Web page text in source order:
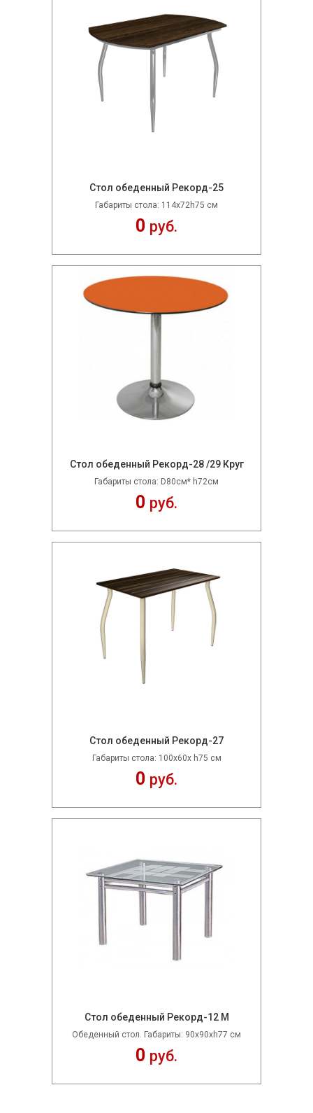
Стол обеденный Рекорд-25
Габариты стола: 114x72h75 см
0 руб.
Стол обеденный Рекорд-28 /29 Круг
Габариты стола: D80см* h72см
0 руб.
Стол обеденный Рекорд-27
Габариты стола: 100х60х h75 см
0 руб.
Стол обеденный Рекорд-12 М
Обеденный стол. Габариты: 90х90хh77 см
0 руб.